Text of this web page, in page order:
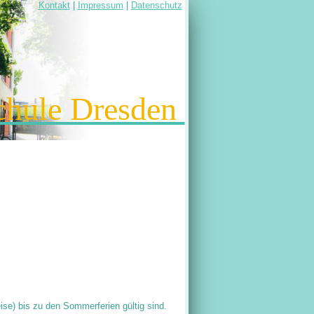
Kontakt| Impressum Datenschutz
Dresden
bis zu den Sommerferien gültig sind.